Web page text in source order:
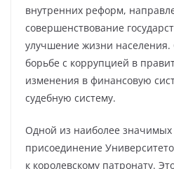
внутренних реформ,
совершенствование
улучшение жизни
борьбе с коррупцией в
изменения в финансовую
судебную систему.
Одной из наиболее
присоединение
к королевскому патронату.